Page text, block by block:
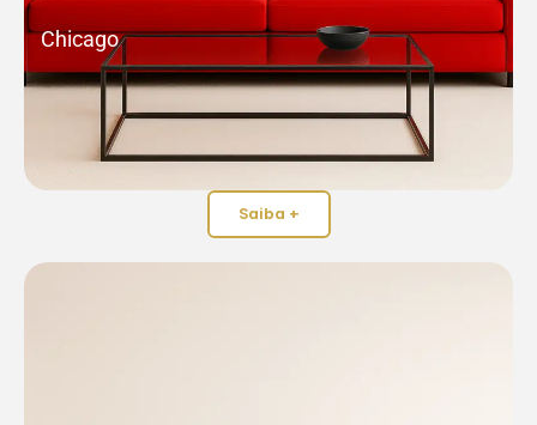
Chicago
Saiba +